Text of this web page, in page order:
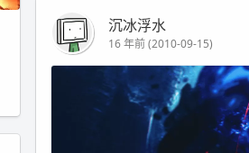
沉冰浮水
16 年前 (2010-09-15)